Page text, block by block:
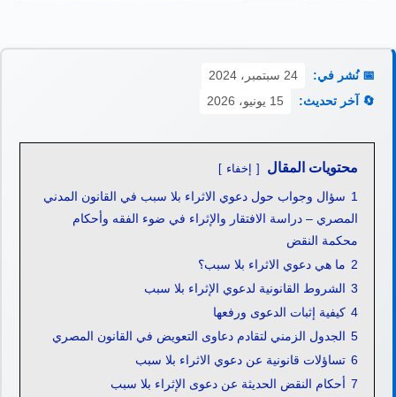
📅 نُشر في:
24 سبتمبر، 2024
🔄 آخر تحديث:
15 يونيو، 2026
محتويات المقال إخفاء
1 سؤال وجواب حول دعوي الاثراء بلا سبب في القانون المدني
المصري – دراسة الافتقار والإثراء في ضوء الفقه وأحكام
محكمة النقض
2 ما هي دعوي الاثراء بلا سبب؟
3 الشروط القانونية لدعوي الإثراء بلا سبب
4 كيفية إثبات الدعوى ورفعها
5 الجدول الزمني لتقادم دعاوى التعويض في القانون المصري
6 تساؤلات قانونية عن دعوي الاثراء بلا سبب
7 أحكام النقض الحديثة عن دعوى الإثراء بلا سبب